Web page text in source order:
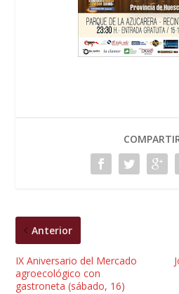
Anterior
IX Aniversario del Mercado
agroecológico con
gastroneta (sábado, 16)